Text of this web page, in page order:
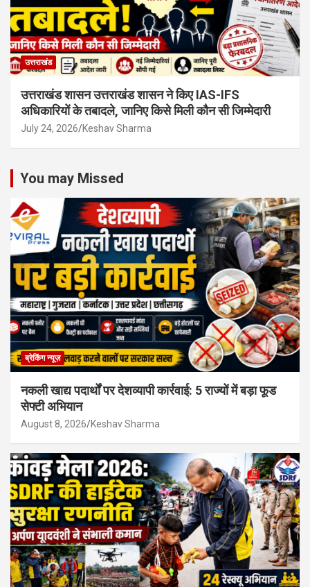
उत्तराखंड
उत्तराखंड शासन उत्तराखंड शासन ने किए IAS-IFS
अधिकारियों के तबादले, जानिए किसे मिली कौन सी जिम्मेदारी
July 24, 2026 Keshav Sharma
You may Missed
ब्रेकिंग न्यूज़
नकली खाद्य पदार्थों पर देशव्यापी कार्रवाई: 5 राज्यों में बड़ा फूड
सेफ्टी अभियान
August 8, 2026 Keshav Sharma